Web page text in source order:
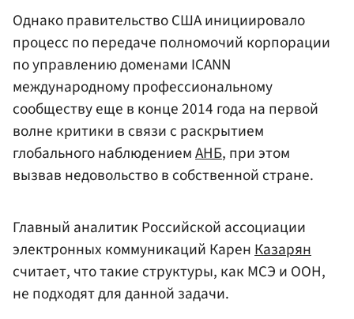
Однако правительство США инициировало
процесс по передаче полномочий корпорации
по управлению доменами ICANN
международному профессиональному
сообществу еще в конце 2014 года на первой
волне критики в связи с раскрытием
глобального наблюдениемАНБ, при этом
вызвав недовольство в собственной стране.
Главный аналитик Российской ассоциации
электронных коммуникаций КаренКазарян
считает, что такие структуры, как МСЭ и ООН,
не подходят для данной задачи.